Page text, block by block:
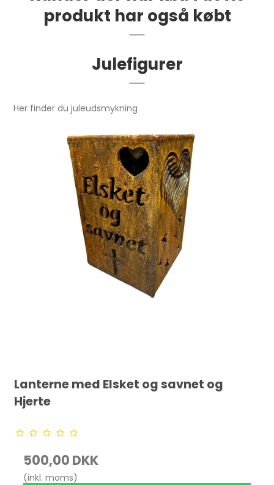
produkt har også købt
Julefigurer
Her finder du juleudsmykning
Lanterne med Elsket og savnet og
Hjerte
500,00 DKK
(inkl. moms)